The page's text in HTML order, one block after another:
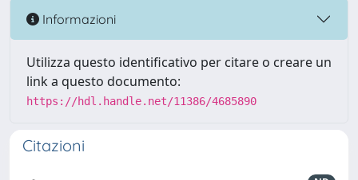
Informazioni
Utilizza questo identificativo per citare o creare un
link a questo documento:
https://hdl.handle.net/11386/4685890
Citazioni